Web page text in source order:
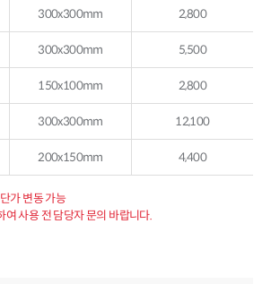
300x300mm 2,800
300x300mm 5,500
150x100mm 2,800
300x300mm 12,100
200x150mm 4,400
가 변동 가능
사용 전 담당자 문의 바랍니다.